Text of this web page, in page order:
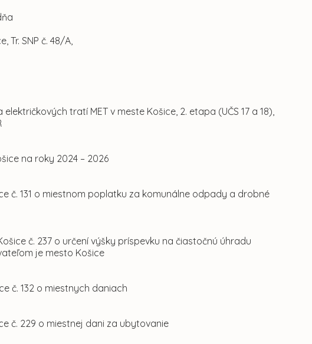
SNP č. 48/A,
tratí MET v meste Košice, 2. etapa (UČS 17 a 18),
na roky 2024 – 2026
č. 131 o miestnom poplatku za komunálne odpady a drobné
č. 237 o určení výšky príspevku na čiastočnú úhradu
je mesto Košice
č. 132 o miestnych daniach
č. 229 o miestnej dani za ubytovanie